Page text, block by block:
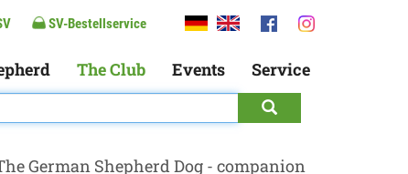
SV-Bestellservice
The Club Events Service
German Shepherd Dog - companion